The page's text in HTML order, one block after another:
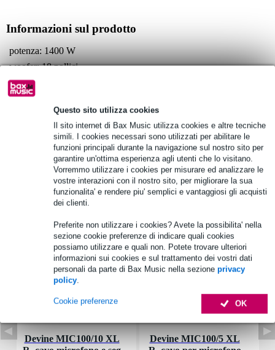
Questo sito utilizza cookies
Il sito internet di Bax Music utilizza cookies e altre tecniche
simili. I cookies necessari sono utilizzati per abilitare le
funzioni principali durante la navigazione sul nostro sito per
garantire un'ottima esperienza agli utenti che lo visitano.
Vorremmo utilizzare i cookies per misurare ed analizzare le
vostre interazioni con il nostro sito, per migliorare la sua
funzionalita' e rendere piu' semplici e vantaggiosi gli acquisti
dei clienti.
Preferite non utilizzare i cookies? Avete la possibilita' nella
sezione cookie preferenze di indicare quali cookies
possiamo utilizzare e quali non. Potete trovare ulteriori
informazioni sui cookies e sul trattamento dei vostri dati
personali da parte di Bax Music nella sezione privacy
policy.
OK
Cookie preferenze
Informazioni sul prodotto
potenza: 1400 W
woofer: 18 pollici
risposta in frequenza: 30 Hz - 150 Hz
Vedi anche (4)
Accessori (21)
Devine MIC100/10 XL
Devine MIC100/5 XL